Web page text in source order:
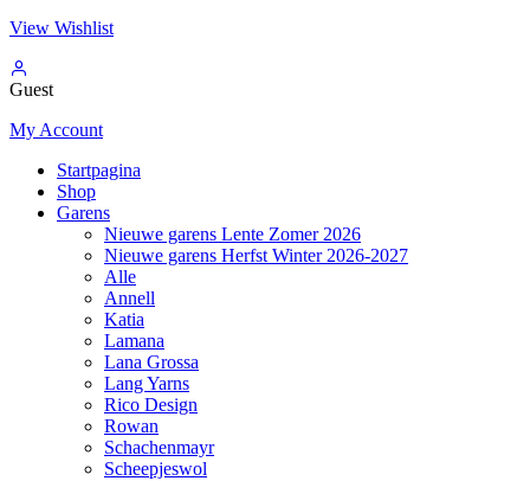
View Wishlist
Guest
My Account
Startpagina
Shop
Garens
Nieuwe garens Lente Zomer 2026
Nieuwe garens Herfst Winter 2026-2027
Alle
Annell
Katia
Lamana
Lana Grossa
Lang Yarns
Rico Design
Rowan
Schachenmayr
Scheepjeswol